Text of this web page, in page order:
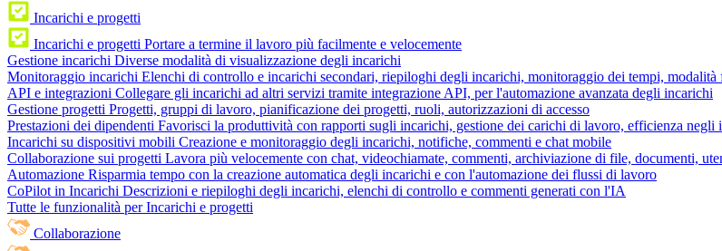
Incarichi e progetti
Incarichi e progetti Portare a termine il lavoro più facilmente e velocemente
Gestione incarichi Diverse modalità di visualizzazione degli incarichi
Monitoraggio incarichi Elenchi di controllo e incarichi secondari, riepiloghi degli incarichi, monitoraggio dei tempi, modalità
API e integrazioni Collegare gli incarichi ad altri servizi tramite integrazione API, per l'automazione avanzata degli incarichi
Gestione progetti Progetti, gruppi di lavoro, pianificazione dei progetti, ruoli, autorizzazioni di accesso
Prestazioni dei dipendenti Favorisci la produttività con rapporti sugli incarichi, gestione dei carichi di lavoro, efficienza negli
Incarichi su dispositivi mobili Creazione e monitoraggio degli incarichi, notifiche, commenti e chat mobile
Collaborazione sui progetti Lavora più velocemente con chat, videochiamate, commenti, archiviazione di file, documenti,
Automazione Risparmia tempo con la creazione automatica degli incarichi e con l'automazione dei flussi di lavoro
CoPilot in Incarichi Descrizioni e riepiloghi degli incarichi, elenchi di controllo e commenti generati con l'IA
Tutte le funzionalità per Incarichi e progetti
Collaborazione